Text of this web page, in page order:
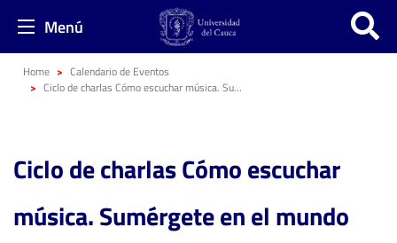
Menú
Home
Calendario de Eventos
Ciclo de charlas Cómo escuchar música. Sumérgete en el mundo sonoro
Ciclo de charlas Cómo escuchar
música. Sumérgete en el mundo